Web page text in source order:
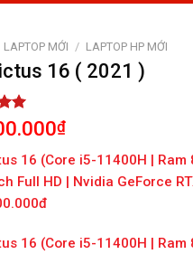
LAPTOP MỚI / LAPTOP HP MỚI
16 ( 2021 )
₫
16 (Core i5-11400H | Ram
Full HD | Nvidia GeForce
16 (Core i5-11400H | Ram